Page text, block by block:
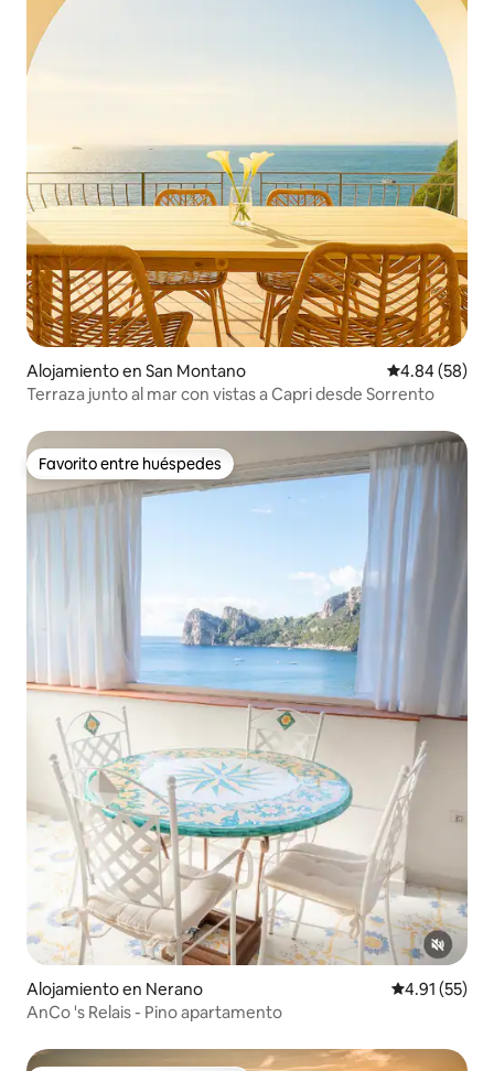
Alojamiento en San Montano Calificación
4.84 (58)
Terraza junto al mar con vistas a Capri desde Sorrento
Favorito entre huéspedes
Favorito entre huéspedes
Alojamiento en Nerano Calificación
4.91 (55)
AnCo 's Relais - Pino apartamento